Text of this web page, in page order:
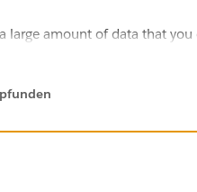
large amount of data that you
you only need to use a small